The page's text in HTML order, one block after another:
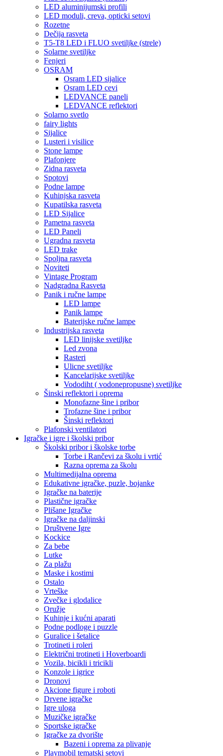
LED aluminijumski profili
LED moduli, creva, opticki setovi
Rozetne
Dečija rasveta
T5-T8 LED i FLUO svetiljke (strele)
Solarne svetiljke
Fenjeri
OSRAM
Osram LED sijalice
Osram LED cevi
LEDVANCE paneli
LEDVANCE reflektori
Solarno svetlo
fairy lights
Sijalice
Lusteri i visilice
Stone lampe
Plafonjere
Zidna rasveta
Spotovi
Podne lampe
Kuhinjska rasveta
Kupatilska rasveta
LED Sijalice
Pametna rasveta
LED Paneli
Ugradna rasveta
LED trake
Spoljna rasveta
Noviteti
Vintage Program
Nadgradna Rasveta
Panik i ručne lampe
LED lampe
Panik lampe
Baterijske ručne lampe
Industrijska rasveta
LED linijske svetiljke
Led zvona
Rasteri
Ulicne svetiljke
Kancelarijske svetiljke
Vododiht ( vodonepropusne) svetiljke
Šinski reflektori i oprema
Monofazne šine i pribor
Trofazne šine i pribor
Šinski reflektori
Plafonski ventilatori
Igračke i igre i školski pribor
Školski pribor i školske torbe
Torbe i Rančevi za školu i vrtić
Razna oprema za školu
Multimedijalna oprema
Edukativne igračke, puzle, bojanke
Igračke na baterije
Plastične igračke
Plišane Igračke
Igračke na daljinski
Društvene Igre
Kockice
Za bebe
Lutke
Za plažu
Maske i kostimi
Ostalo
Vrteške
Zvečke i glodalice
Oružje
Kuhinje i kućni aparati
Podne podloge i puzzle
Guralice i šetalice
Trotineti i roleri
Električni trotineti i Hoverboardi
Vozila, bicikli i tricikli
Konzole i igrice
Dronovi
Akcione figure i roboti
Drvene igračke
Igre uloga
Muzičke igračke
Sportske igračke
‎Igračke za dvorište
Bazeni i oprema za plivanje
Playmobil tematski setovi